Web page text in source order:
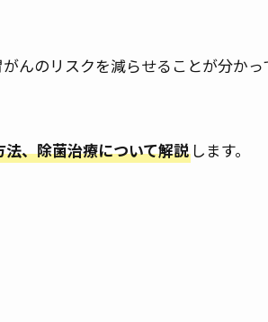
んのリスクを減らせることが分か
、除菌治療について解説 します。